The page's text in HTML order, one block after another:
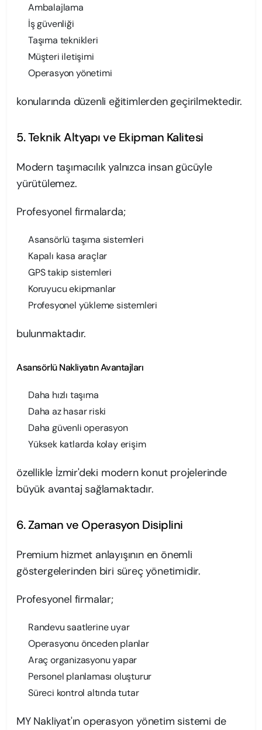
Ambalajlama
İş güvenliği
Taşıma teknikleri
Müşteri iletişimi
Operasyon yönetimi
konularında düzenli eğitimlerden geçirilmektedir.
5. Teknik Altyapı ve Ekipman Kalitesi
Modern taşımacılık yalnızca insan gücüyle
yürütülemez.
Profesyonel firmalarda;
Asansörlü taşıma sistemleri
Kapalı kasa araçlar
GPS takip sistemleri
Koruyucu ekipmanlar
Profesyonel yükleme sistemleri
bulunmaktadır.
Asansörlü Nakliyatın Avantajları
Daha hızlı taşıma
Daha az hasar riski
Daha güvenli operasyon
Yüksek katlarda kolay erişim
özellikle İzmir'deki modern konut projelerinde
büyük avantaj sağlamaktadır.
6. Zaman ve Operasyon Disiplini
Premium hizmet anlayışının en önemli
göstergelerinden biri süreç yönetimidir.
Profesyonel firmalar;
Randevu saatlerine uyar
Operasyonu önceden planlar
Araç organizasyonu yapar
Personel planlaması oluşturur
Süreci kontrol altında tutar
MY Nakliyat'ın operasyon yönetim sistemi de